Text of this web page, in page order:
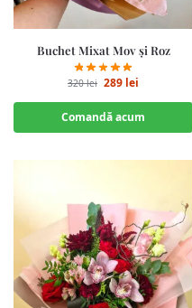
Buchet Mixat Mov și Roz
320lei 289 lei
Comandă acum